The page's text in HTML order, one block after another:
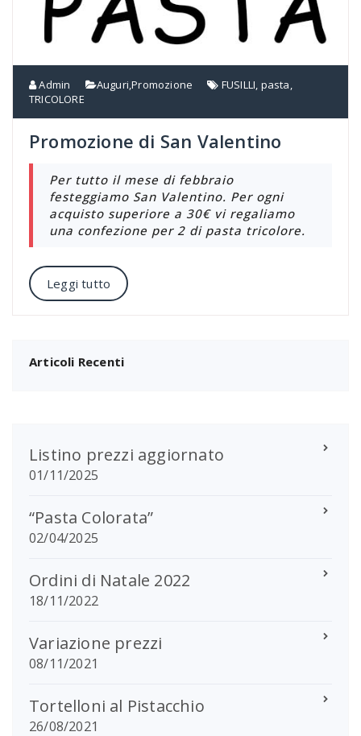
Admin Auguri,Promozione FUSILLI, pasta,
TRICOLORE
Promozione di San Valentino
Per tutto il mese di febbraio
festeggiamo San Valentino. Per ogni
acquisto superiore a 30€ vi regaliamo
una confezione per 2 di pasta tricolore.
Leggi tutto
Articoli Recenti
Listino prezzi aggiornato
01/11/2025
“Pasta Colorata”
02/04/2025
Ordini di Natale 2022
18/11/2022
Variazione prezzi
08/11/2021
Tortelloni al Pistacchio
26/08/2021